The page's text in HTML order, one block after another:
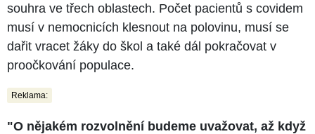
souhra ve třech oblastech. Počet pacientů s covidem
musí v nemocnicích klesnout na polovinu, musí se
dařit vracet žáky do škol a také dál pokračovat v
proočkování populace.
Reklama:
"O nějakém rozvolnění budeme uvažovat, až když